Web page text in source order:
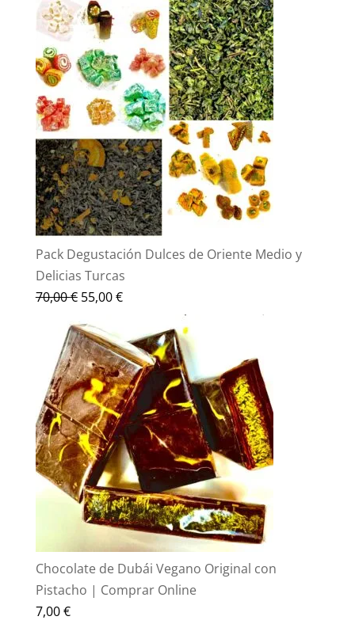
Pack Degustación Dulces de Oriente Medio y
Delicias Turcas
70,00€ El
original
era:
70,00 €.
55,00€El
actual
es:
55,00 €.
Chocolate de Dubái Vegano Original con
Pistacho | Comprar Online
7,00€